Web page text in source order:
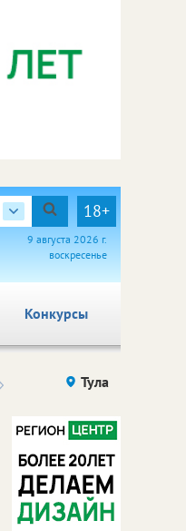
18+
9 августа 2026 г.
воскресенье
Конкурсы
Здоровье компаний (на
Тула